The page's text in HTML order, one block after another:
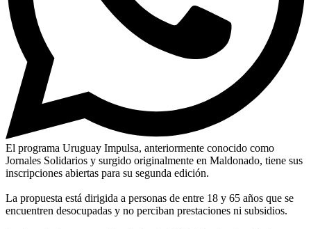
El programa Uruguay Impulsa, anteriormente conocido como
Jornales Solidarios y surgido originalmente en Maldonado, tiene sus
inscripciones abiertas para su segunda edición.
La propuesta está dirigida a personas de entre 18 y 65 años que se
encuentren desocupadas y no perciban prestaciones ni subsidios.